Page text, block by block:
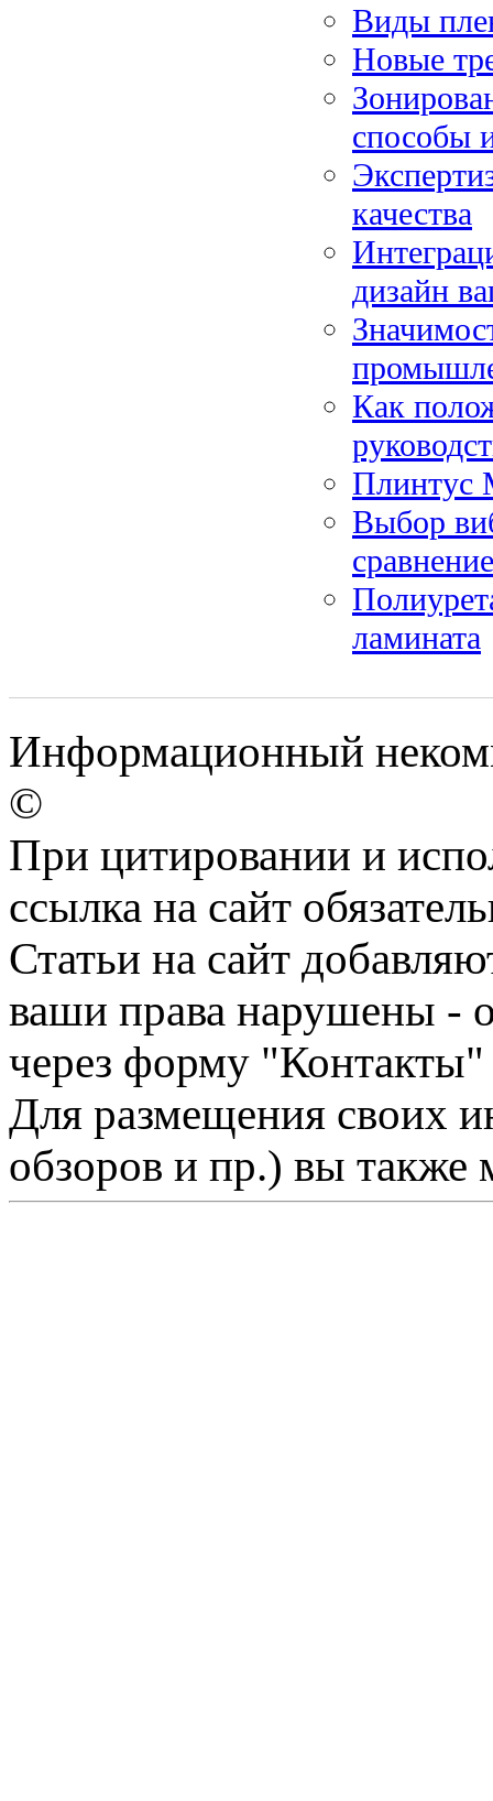
Виды
Новые
способы
качества
дизайн
Как
Плинтус
Выбор
ламината
Информационный
©
При цитировании и
ссылка на сайт
Статьи на сайт
ваши права нарушены -
через форму "Контакты"
Для размещения своих
обзоров и пр.) вы также